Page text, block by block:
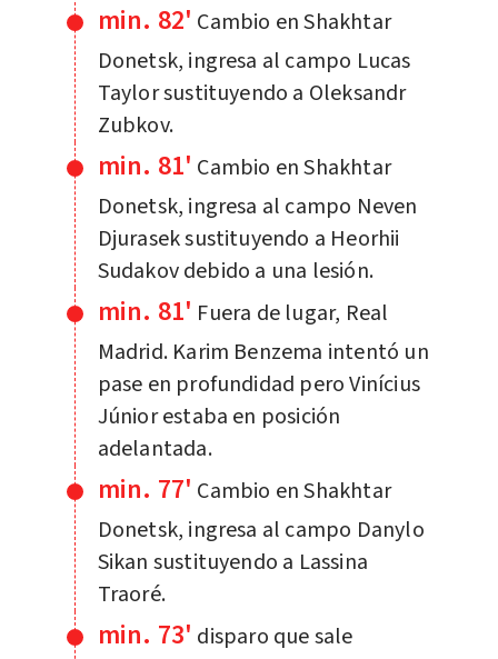
min. 82' Cambio en Shakhtar
Donetsk, ingresa al campo Lucas
Taylor sustituyendo a Oleksandr
Zubkov.
min. 81' Cambio en Shakhtar
Donetsk, ingresa al campo Neven
Djurasek sustituyendo a Heorhii
Sudakov debido a una lesión.
min. 81' Fuera de lugar, Real
Madrid. Karim Benzema intentó un
pase en profundidad pero Vinícius
Júnior estaba en posición
adelantada.
min. 77' Cambio en Shakhtar
Donetsk, ingresa al campo Danylo
Sikan sustituyendo a Lassina
Traoré.
min. 73' disparo que sale